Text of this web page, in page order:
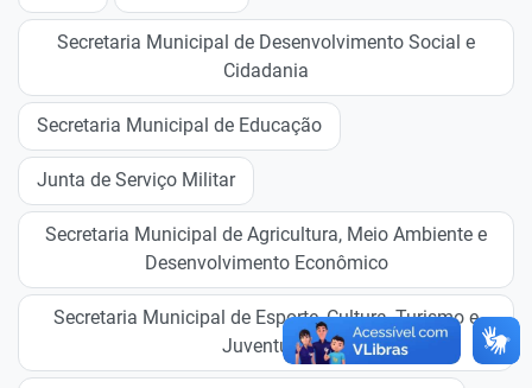
Secretaria Municipal de Desenvolvimento Social e
Cidadania
Secretaria Municipal de Educação
Junta de Serviço Militar
Secretaria Municipal de Agricultura, Meio Ambiente e
Desenvolvimento Econômico
Secretaria Municipal de Esporte, Cultura, Turismo e
Juventude